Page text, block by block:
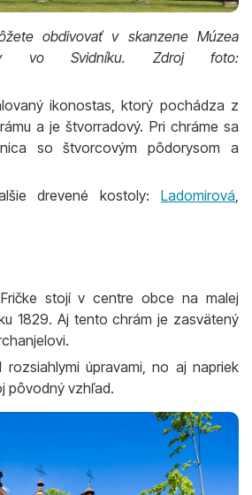
obdivovať v skanzene Múzea
vo Svidníku. Zdroj foto:
ikonostas, ktorý pochádza z
a je štvorradový. Pri chráme sa
so štvorcovým pôdorysom a
drevené kostoly: Ladomirová,
stojí v centre obce na malej
1829. Aj tento chrám je zasvätený
úpravami, no aj napriek
pôvodný vzhľad.